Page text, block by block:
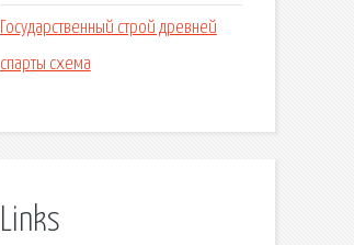
Государственный строй древней
спарты схема
Links